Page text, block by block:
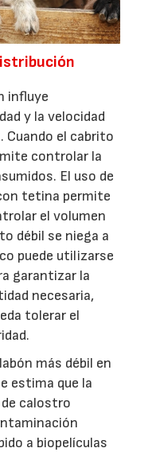
influye
y la velocidad
Cuando el cabrito
controlar la
El uso de
tetina permite
el volumen
débil se niega a
puede utilizarse
garantizar la
necesaria,
tolerar el
más débil en
estima que la
calostro
a biopelículas